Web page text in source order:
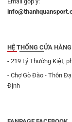
HỆ THỐNG CỬA HÀNG
- 219 Lý Thường Kiệt,
- Chợ Gò Đào - Thôn
Định